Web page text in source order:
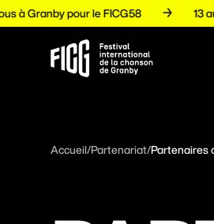
vous à Granby pour le FICG58
Accueil /Partenariat/Partenaires